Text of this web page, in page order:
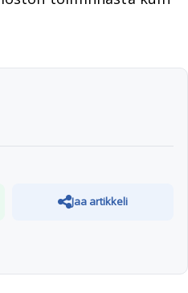
Jaa artikkeli